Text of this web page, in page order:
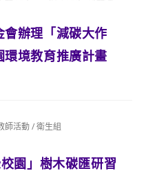
辦理「減碳大作
境教育推廣計畫
師活動/衛生組
園」樹木碳匯研習